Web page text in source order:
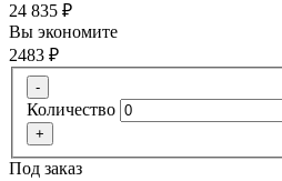
24 835 ₽
Вы экономите
2483 ₽
-
Количество
+
Под заказ